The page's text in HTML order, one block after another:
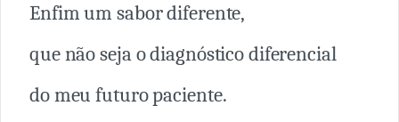
Enfim um sabor diferente,
que não seja o diagnóstico diferencial
do meu futuro paciente.